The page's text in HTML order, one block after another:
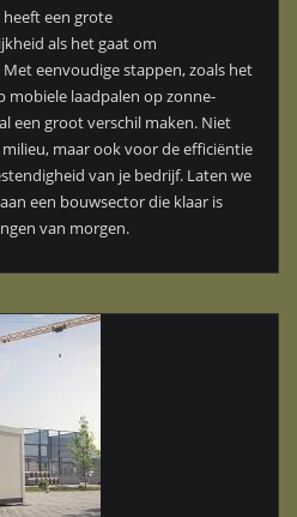
een grote
als het gaat om
eenvoudige stappen, zoals het
mobiele laadpalen op zonne-
een groot verschil maken. Niet
maar ook voor de efficiëntie
van je bedrijf. Laten we
een bouwsector die klaar is
van morgen.